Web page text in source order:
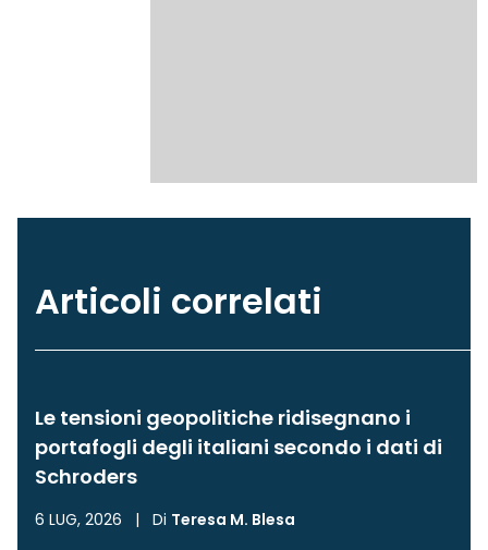
Articoli correlati
Le tensioni geopolitiche ridisegnano i
portafogli degli italiani secondo i dati di
Schroders
6 LUG, 2026 | Di Teresa M. Blesa